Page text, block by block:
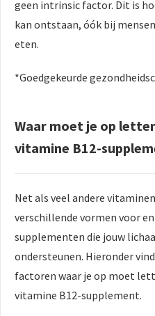
geen intrinsic factor. Dit is
kan ontstaan, óók bij
eten.
*Goedgekeurde
Waar moet je op
vitamine B12-
Net als veel andere
verschillende vormen voor
supplementen die jouw
ondersteunen. Hieronder
factoren waar je op moet
vitamine B12-supplement.